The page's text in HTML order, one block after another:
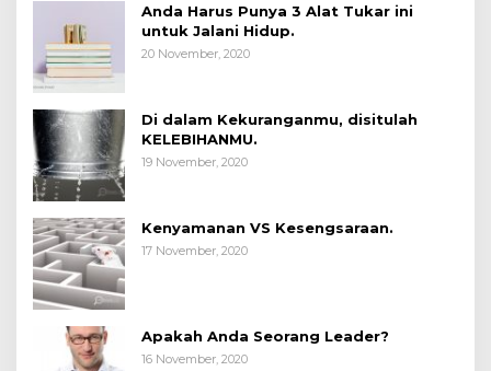
Anda Harus Punya 3 Alat Tukar ini
untuk Jalani Hidup.
20 November, 2020
Di dalam Kekuranganmu, disitulah
KELEBIHANMU.
19 November, 2020
Kenyamanan VS Kesengsaraan.
17 November, 2020
Apakah Anda Seorang Leader?
16 November, 2020